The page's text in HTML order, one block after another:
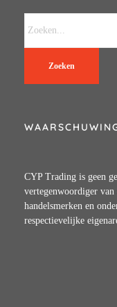
Zoeken
CYP Trading is geen
vertegenwoordiger van
handelsmerken en
respectievelijke